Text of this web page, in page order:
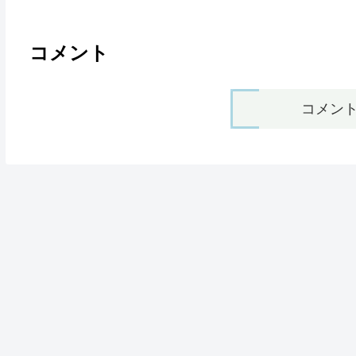
コメント
コメン